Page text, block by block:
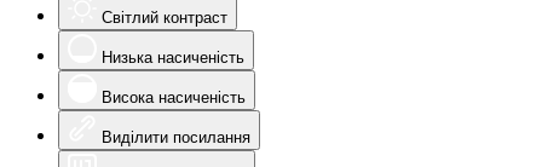
Світлий контраст
Низька насиченість
Висока насиченість
Виділити посилання